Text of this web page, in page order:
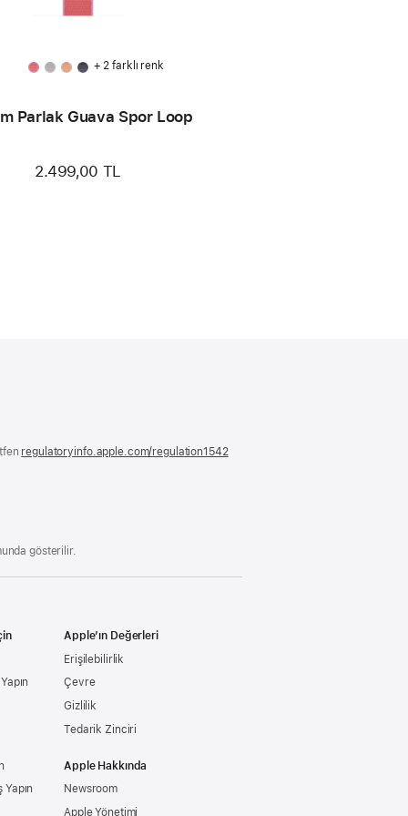
+ 2 farklı renk
Parlak Guava Spor Loop
2.499,00 TL
regulatoryinfo.apple.com/regulation1542(yeni
gösterilir.
Apple’ın Değerleri
Erişilebilirlik
Çevre
Gizlilik
Tedarik Zinciri
Apple Hakkında
Newsroom
Apple Yönetimi